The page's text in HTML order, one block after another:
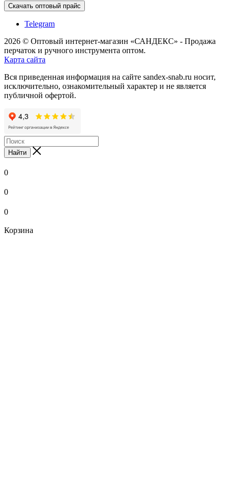
Скачать оптовый прайс
Telegram
2026 © Оптовый интернет-магазин «САНДЕКС» - Продажа
перчаток и ручного инструмента оптом.
Карта сайта
Вся приведенная информация на сайте sandex-snab.ru носит,
исключительно, ознакомительный характер и не является
публичной офертой.
Найти
0
0
0
Корзина